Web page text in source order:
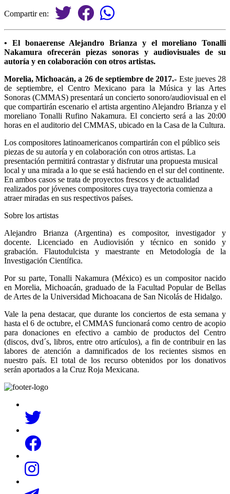
Compartir en:
• El bonaerense Alejandro Brianza y el moreliano Tonalli
Nakamura ofrecerán piezas sonoras y audiovisuales de su
autoría y en colaboración con otros artistas.
Morelia, Michoacán, a 26 de septiembre de 2017.- Este jueves 28
de septiembre, el Centro Mexicano para la Música y las Artes
Sonoras (CMMAS) presentará un concierto sonoro/audiovisual en el
que compartirán escenario el artista argentino Alejandro Brianza y el
moreliano Tonalli Rufino Nakamura. El concierto será a las 20:00
horas en el auditorio del CMMAS, ubicado en la Casa de la Cultura.
Los compositores latinoamericanos compartirán con el público seis
piezas de su autoría y en colaboración con otros artistas. La
presentación permitirá contrastar y disfrutar una propuesta musical
local y una mirada a lo que se está haciendo en el sur del continente.
En ambos casos se trata de proyectos frescos y de actualidad
realizados por jóvenes compositores cuya trayectoria comienza a
atraer miradas en sus respectivos países.
Sobre los artistas
Alejandro Brianza (Argentina) es compositor, investigador y
docente. Licenciado en Audiovisión y técnico en sonido y
grabación. Flautodulcista y maestrante en Metodología de la
Investigación Científica.
Por su parte, Tonalli Nakamura (México) es un compositor nacido
en Morelia, Michoacán, graduado de la Facultad Popular de Bellas
de Artes de la Universidad Michoacana de San Nicolás de Hidalgo.
Vale la pena destacar, que durante los conciertos de esta semana y
hasta el 6 de octubre, el CMMAS funcionará como centro de acopio
para donaciones en efectivo a cambio de productos del Centro
(discos, dvd´s, libros, entre otro artículos), a fin de contribuir en las
labores de atención a damnificados de los recientes sismos en
nuestro país. El total de los recurso obtenidos por los donativos
serán aportados a la Cruz Roja Mexicana.